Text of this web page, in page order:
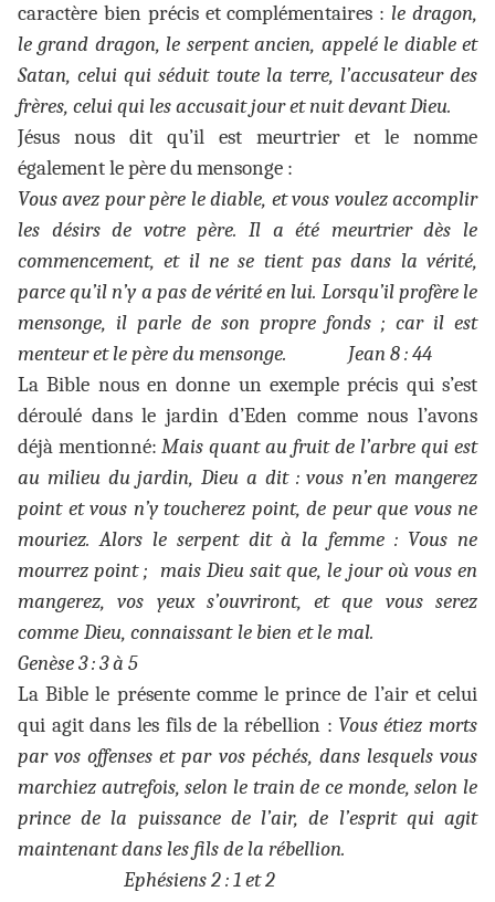
caractère bien précis et complémentaires : le dragon,
le grand dragon, le serpent ancien, appelé le diable et
Satan, celui qui séduit toute la terre, l’accusateur des
frères, celui qui les accusait jour et nuit devant Dieu.
Jésus nous dit qu’il est meurtrier et le nomme
également le père du mensonge :
Vous avez pour père le diable, et vous voulez accomplir
les désirs de votre père. Il a été meurtrier dès le
commencement, et il ne se tient pas dans la vérité,
parce qu’il n’y a pas de vérité en lui. Lorsqu’il profère le
mensonge, il parle de son propre fonds ; car il est
menteur et le père du mensonge. Jean 8 : 44
La Bible nous en donne un exemple précis qui s’est
déroulé dans le jardin d’Eden comme nous l’avons
déjà mentionné: Mais quant au fruit de l’arbre qui est
au milieu du jardin, Dieu a dit : vous n’en mangerez
point et vous n’y toucherez point, de peur que vous ne
mouriez. Alors le serpent dit à la femme : Vous ne
mourrez point ; mais Dieu sait que, le jour où vous en
mangerez, vos yeux s’ouvriront, et que vous serez
comme Dieu, connaissant le bien et le mal.
Genèse 3 : 3 à 5
La Bible le présente comme le prince de l’air et celui
qui agit dans les fils de la rébellion : Vous étiez morts
par vos offenses et par vos péchés, dans lesquels vous
marchiez autrefois, selon le train de ce monde, selon le
prince de la puissance de l’air, de l’esprit qui agit
maintenant dans les fils de la rébellion.
Ephésiens 2 : 1 et 2